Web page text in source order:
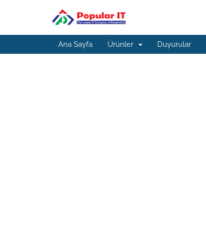
Ana Sayfa Ürünler Duyurular